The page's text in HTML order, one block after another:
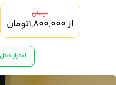
تومان
از1,800,000تومان
امتیاز هتل